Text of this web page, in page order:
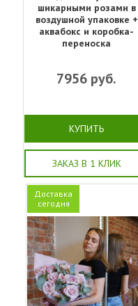
шикарными розами в
воздушной упаковке +
аквабокс и коробка-
переноска
7956 руб.
КУПИТЬ
ЗАКАЗ В 1 КЛИК
Доставка
сегодня